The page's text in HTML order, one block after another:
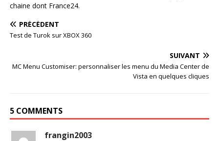
chaine dont France24.
PRÉCÉDENT
Test de Turok sur XBOX 360
SUIVANT
MC Menu Customiser: personnaliser les menu du Media Center de
Vista en quelques cliques
5 COMMENTS
frangin2003